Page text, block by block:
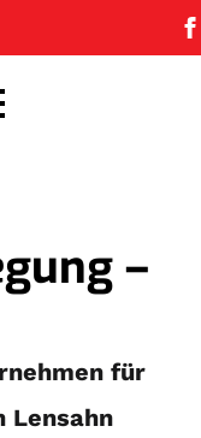
–
für
Lensahn